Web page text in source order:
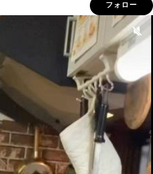
フォロー